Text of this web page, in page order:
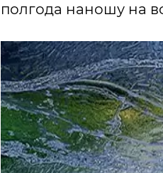
полгода наношу на